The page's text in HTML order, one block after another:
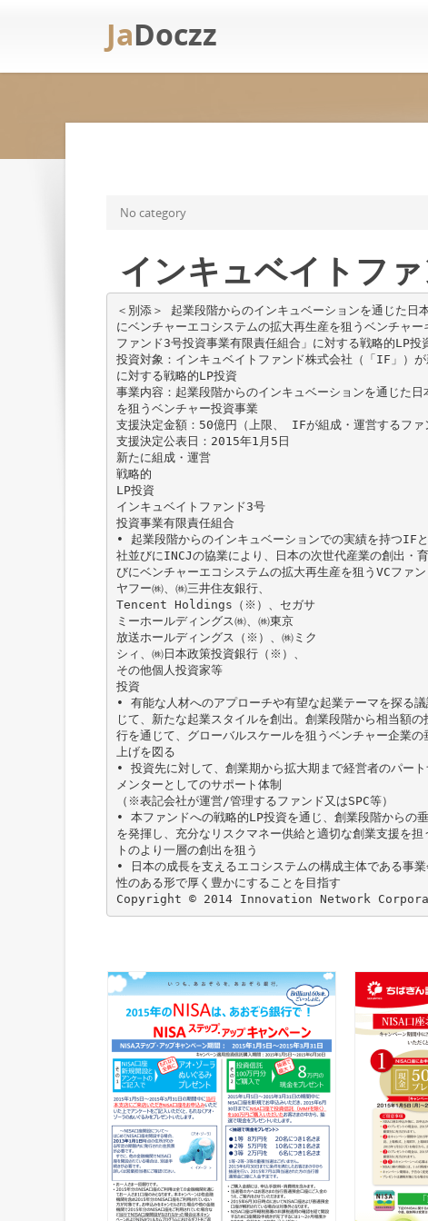
JaDoczz
No category
インキュベイトフ
＜別添＞ 起業段階からのインキュベーションを通じた日
にベンチャーエコシステムの拡大再生産を狙うベンチャ
ファンド3号投資事業有限責任組合」に対する戦略的LP投
投資対象：インキュベイトファンド株式会社（「IF」）
に対する戦略的LP投資
事業内容：起業段階からのインキュベーションを通じた
を狙うベンチャー投資事業
支援決定金額：50億円（上限、 IFが組成・運営するファ
支援決定公表日：2015年1月5日
新たに組成・運営
戦略的
LP投資
インキュベイトファンド3号
投資事業有限責任組合
• 起業段階からのインキュベーションでの実績を持つIF
社並びにINCJの協業により、日本の次世代産業の創出・
びにベンチャーエコシステムの拡大再生産を狙うVCファン
ヤフー㈱、㈱三井住友銀行、
Tencent Holdings（※）、セガサ
ミーホールディングス㈱、㈱東京
放送ホールディングス（※）、㈱ミク
シィ、㈱日本政策投資銀行（※）、
その他個人投資家等
投資
• 有能な人材へのアプローチや有望な起業テーマを探る議
じて、新たな起業スタイルを創出。創業段階から相当額の
行を通じて、グローバルスケールを狙うベンチャー企業の
上げを図る
• 投資先に対して、創業期から拡大期まで経営者のパート
メンターとしてのサポート体制
（※表記会社が運営/管理するファンド又はSPC等）
• 本ファンドへの戦略的LP投資を通じ、創業段階からの
を発揮し、充分なリスクマネー供給と適切な創業支援を
トのより一層の創出を狙う
• 日本の成長を支えるエコシステムの構成主体である事
性のある形で厚く豊かにすることを目指す